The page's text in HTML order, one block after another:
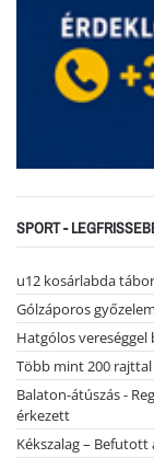
SPORT -
u12 kosárlabda tábor
Gólzáporos
Hatgólos vereséggel
Több mint 200
Balaton-átúszás -
érkezett
Kékszalag –